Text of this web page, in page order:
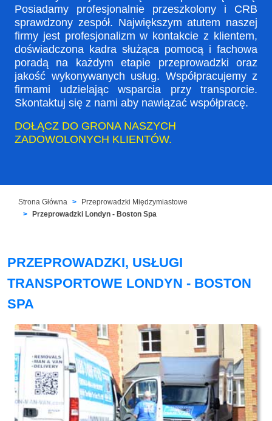
Posiadamy profesjonalnie przeszkolony i CRB
sprawdzony zespół. Największym atutem naszej
firmy jest profesjonalizm w kontakcie z klientem,
doświadczona kadra służąca pomocą i fachowa
poradą na każdym etapie przeprowadzki oraz
jakość wykonywanych usług. Współpracujemy z
firmami udzielając wsparcia przy transporcie.
Skontaktuj się z nami aby nawiązać współpracę.
DOŁĄCZ DO GRONA NASZYCH
ZADOWOLONYCH KLIENTÓW.
Strona Główna
Przeprowadzki Międzymiastowe
Przeprowadzki Londyn - Boston Spa
PRZEPROWADZKI, USŁUGI
TRANSPORTOWE LONDYN - BOSTON
SPA